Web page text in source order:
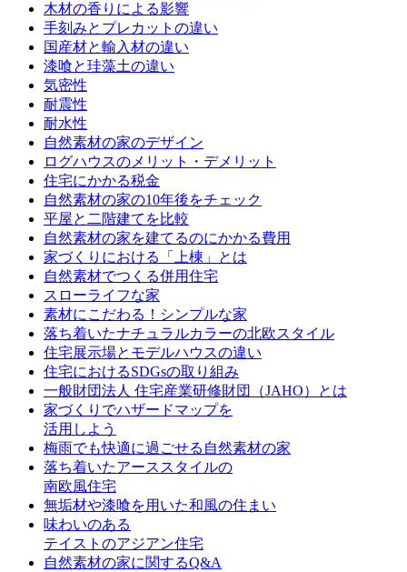
木材の香りによる影響
手刻みとプレカットの違い
国産材と輸入材の違い
漆喰と珪藻土の違い
気密性
耐震性
耐水性
自然素材の家のデザイン
ログハウスのメリット・デメリット
住宅にかかる税金
自然素材の家の10年後をチェック
平屋と二階建てを比較
自然素材の家を建てるのにかかる費用
家づくりにおける「上棟」とは
自然素材でつくる併用住宅
スローライフな家
素材にこだわる！シンプルな家
落ち着いたナチュラルカラーの北欧スタイル
住宅展示場とモデルハウスの違い
住宅におけるSDGsの取り組み
一般財団法人 住宅産業研修財団（JAHO）とは
家づくりでハザードマップを
活用しよう
梅雨でも快適に過ごせる自然素材の家
落ち着いたアーススタイルの
南欧風住宅
無垢材や漆喰を用いた和風の住まい
味わいのある
テイストのアジアン住宅
自然素材の家に関するQ&A